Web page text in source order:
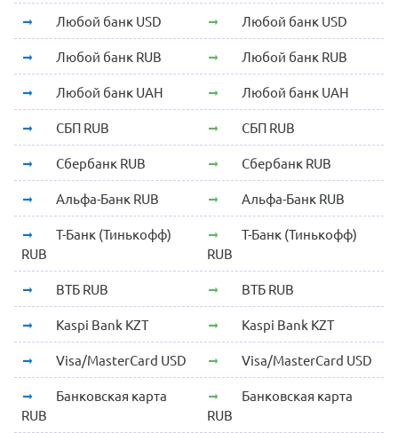
Любой банк USD Любой банк USD
Любой банк RUB Любой банк RUB
Любой банк UAH Любой банк UAH
СБП RUB СБП RUB
Сбербанк RUB Сбербанк RUB
Альфа-Банк RUB Альфа-Банк RUB
Т-Банк (Тинькофф)
RUB
Т-Банк (Тинькофф)
RUB
ВТБ RUB ВТБ RUB
Kaspi Bank KZT Kaspi Bank KZT
Visa/MasterCard USD Visa/MasterCard USD
Банковская карта
RUB
Банковская карта
RUB